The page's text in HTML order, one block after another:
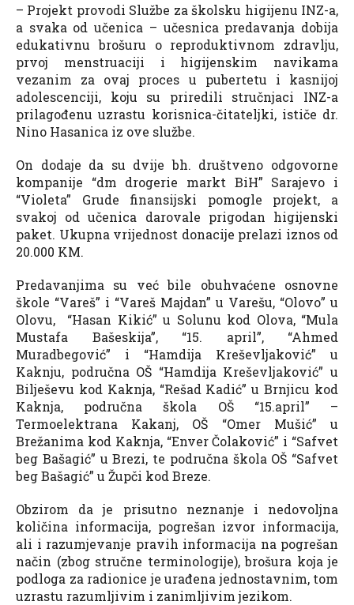
– Projekt provodi Službe za školsku higijenu INZ-a,
a svaka od učenica – učesnica predavanja dobija
edukativnu brošuru o reproduktivnom zdravlju,
prvoj menstruaciji i higijenskim navikama
vezanim za ovaj proces u pubertetu i kasnijoj
adolescenciji, koju su priredili stručnjaci INZ-a
prilagođenu uzrastu korisnica-čitateljki, ističe dr.
Nino Hasanica iz ove službe.
On dodaje da su dvije bh. društveno odgovorne
kompanije “dm drogerie markt BiH” Sarajevo i
“Violeta” Grude finansijski pomogle projekt, a
svakoj od učenica darovale prigodan higijenski
paket. Ukupna vrijednost donacije prelazi iznos od
20.000 KM.
Predavanjima su već bile obuhvaćene osnovne
škole “Vareš” i “Vareš Majdan” u Varešu, “Olovo” u
Olovu, “Hasan Kikić” u Solunu kod Olova, “Mula
Mustafa Bašeskija”, “15. april”, “Ahmed
Muradbegović” i “Hamdija Kreševljaković” u
Kaknju, područna OŠ “Hamdija Kreševljaković” u
Bilješevu kod Kaknja, “Rešad Kadić” u Brnjicu kod
Kaknja, područna škola OŠ “15.april” –
Termoelektrana Kakanj, OŠ “Omer Mušić” u
Brežanima kod Kaknja, “Enver Čolaković” i “Safvet
beg Bašagić” u Brezi, te područna škola OŠ “Safvet
beg Bašagić” u Župči kod Breze.
Obzirom da je prisutno neznanje i nedovoljna
količina informacija, pogrešan izvor informacija,
ali i razumjevanje pravih informacija na pogrešan
način (zbog stručne terminologije), brošura koja je
podloga za radionice je urađena jednostavnim, tom
uzrastu razumljivim i zanimljivim jezikom.